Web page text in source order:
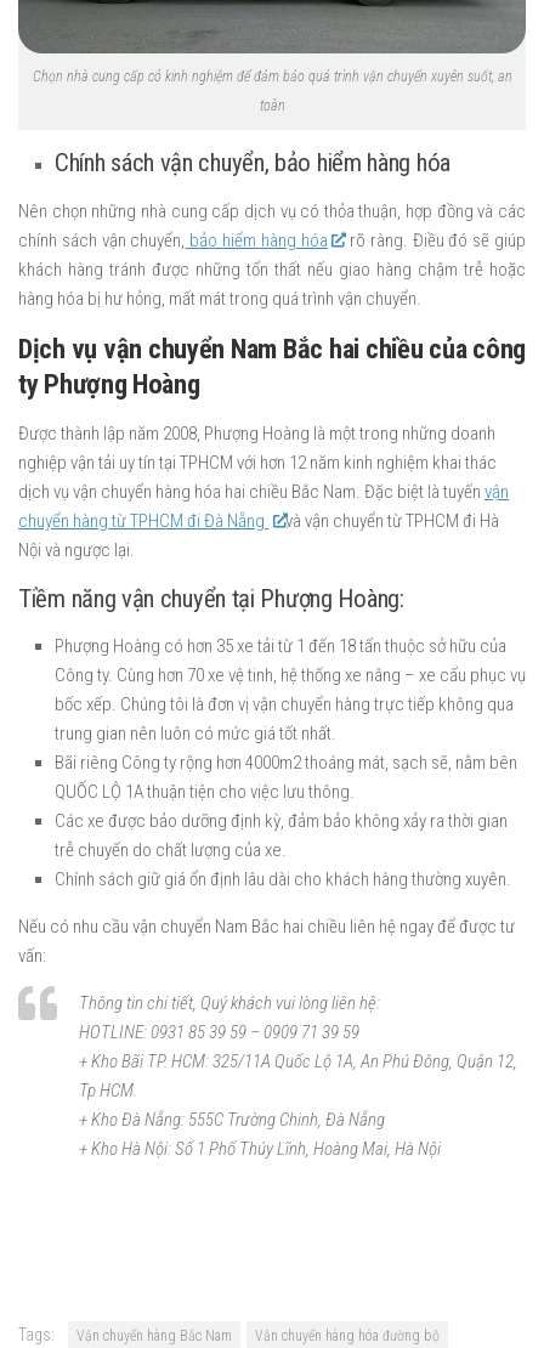
Chọn nhà cung cấp có kinh nghiệm để đảm bảo quá trình vận chuyển xuyên suốt, an
toàn
Chính sách vận chuyển, bảo hiểm hàng hóa
Nên chọn những nhà cung cấp dịch vụ có thỏa thuận, hợp đồng và các
chính sách vận chuyển, bảo hiểm hàng hóa
rõ ràng. Điều đó sẽ giúp
khách hàng tránh được những tổn thất nếu giao hàng chậm trễ hoặc
hàng hóa bị hư hỏng, mất mát trong quá trình vận chuyển.
Dịch vụ vận chuyển Nam Bắc hai chiều của công
ty Phượng Hoàng
Được thành lập năm 2008, Phượng Hoàng là một trong những doanh
nghiệp vận tải uy tín tại TPHCM với hơn 12 năm kinh nghiệm khai thác
dịch vụ vận chuyển hàng hóa hai chiều Bắc Nam. Đặc biệt là tuyến vận
chuyển hàng từ TPHCM đi Đà Nẵng
và vận chuyển từ TPHCM đi Hà
Nội và ngược lại.
Tiềm năng vận chuyển tại Phượng Hoàng:
Phượng Hoàng có hơn 35 xe tải từ 1 đến 18 tấn thuộc sở hữu của
Công ty. Cùng hơn 70 xe vệ tinh, hệ thống xe nâng – xe cẩu phục vụ
bốc xếp. Chúng tôi là đơn vị vận chuyển hàng trực tiếp không qua
trung gian nên luôn có mức giá tốt nhất.
Bãi riêng Công ty rộng hơn 4000m2 thoáng mát, sạch sẽ, nằm bên
QUỐC LỘ 1A thuận tiện cho việc lưu thông.
Các xe được bảo dưỡng định kỳ, đảm bảo không xảy ra thời gian
trễ chuyến do chất lượng của xe.
Chính sách giữ giá ổn định lâu dài cho khách hàng thường xuyên.
Nếu có nhu cầu vận chuyển Nam Bắc hai chiều liên hệ ngay để được tư
vấn:
Thông tin chi tiết, Quý khách vui lòng liên hệ:
HOTLINE: 0931 85 39 59 – 0909 71 39 59
+ Kho Bãi TP. HCM: 325/11A Quốc Lộ 1A, An Phú Đông, Quận 12,
Tp HCM.
+ Kho Đà Nẵng: 555C Trường Chinh, Đà Nẵng
+ Kho Hà Nội: Số 1 Phố Thúy Lĩnh, Hoàng Mai, Hà Nội
Tags: Vận chuyển hàng Bắc Nam Vận chuyển hàng hóa đường bộ